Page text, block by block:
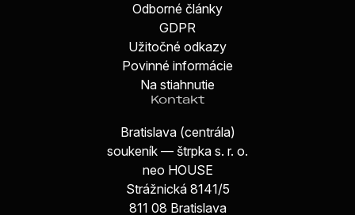
Odborné články
GDPR
Užitočné odkazy
Povinné informácie
Na stiahnutie
Kontakt
Bratislava (centrála)
soukeník — štrpka s. r. o.
neo HOUSE
Strážnická 8141/5
811 08 Bratislava